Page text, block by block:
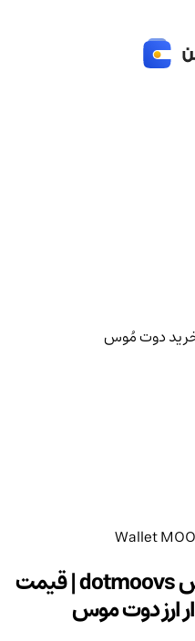
دوت مُوس
Wallet
خرید و فروش ارز دوت موس dotmoovs | قیمت